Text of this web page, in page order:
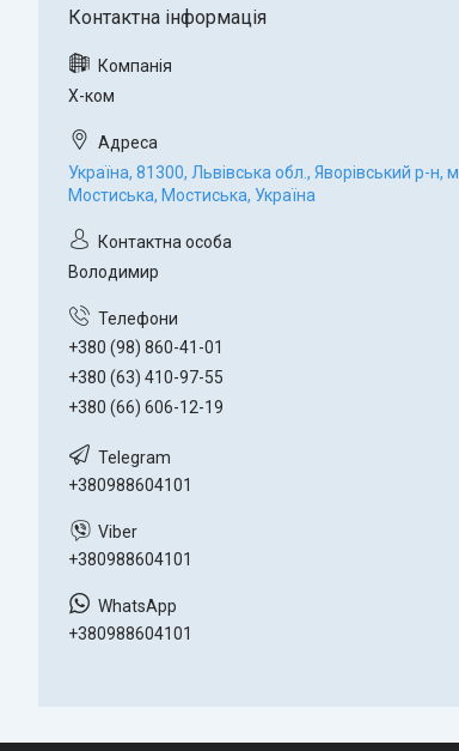
Х-ком
Україна, 81300, Львівська обл., Яворівський р-н, м.
Мостиська, Мостиська, Україна
Володимир
+380 (98) 860-41-01
+380 (63) 410-97-55
+380 (66) 606-12-19
+380988604101
+380988604101
+380988604101